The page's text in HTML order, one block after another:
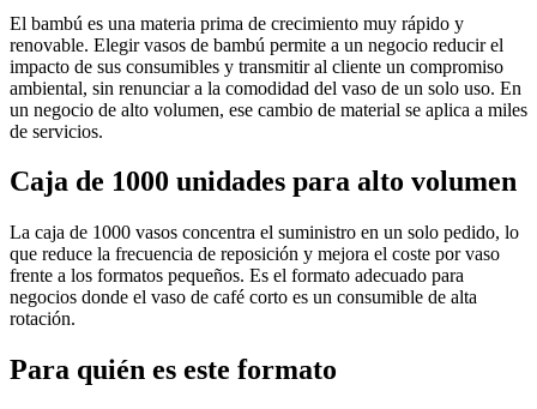
El bambú es una materia prima de crecimiento muy rápido y
renovable. Elegir vasos de bambú permite a un negocio reducir el
impacto de sus consumibles y transmitir al cliente un compromiso
ambiental, sin renunciar a la comodidad del vaso de un solo uso. En
un negocio de alto volumen, ese cambio de material se aplica a miles
de servicios.
Caja de 1000 unidades para alto volumen
La caja de 1000 vasos concentra el suministro en un solo pedido, lo
que reduce la frecuencia de reposición y mejora el coste por vaso
frente a los formatos pequeños. Es el formato adecuado para
negocios donde el vaso de café corto es un consumible de alta
rotación.
Para quién es este formato